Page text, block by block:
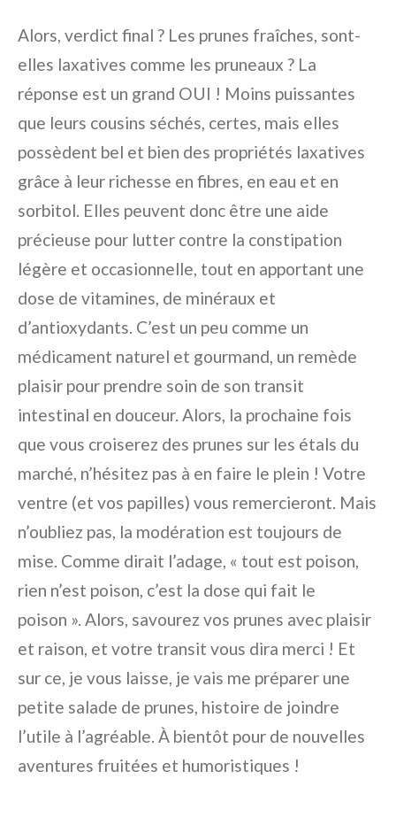
Alors, verdict final ? Les prunes fraîches, sont-
elles laxatives comme les pruneaux ? La
réponse est un grand OUI ! Moins puissantes
que leurs cousins séchés, certes, mais elles
possèdent bel et bien des propriétés laxatives
grâce à leur richesse en fibres, en eau et en
sorbitol. Elles peuvent donc être une aide
précieuse pour lutter contre la constipation
légère et occasionnelle, tout en apportant une
dose de vitamines, de minéraux et
d’antioxydants. C’est un peu comme un
médicament naturel et gourmand, un remède
plaisir pour prendre soin de son transit
intestinal en douceur. Alors, la prochaine fois
que vous croiserez des prunes sur les étals du
marché, n’hésitez pas à en faire le plein ! Votre
ventre (et vos papilles) vous remercieront. Mais
n’oubliez pas, la modération est toujours de
mise. Comme dirait l’adage, « tout est poison,
rien n’est poison, c’est la dose qui fait le
poison ». Alors, savourez vos prunes avec plaisir
et raison, et votre transit vous dira merci ! Et
sur ce, je vous laisse, je vais me préparer une
petite salade de prunes, histoire de joindre
l’utile à l’agréable. À bientôt pour de nouvelles
aventures fruitées et humoristiques !